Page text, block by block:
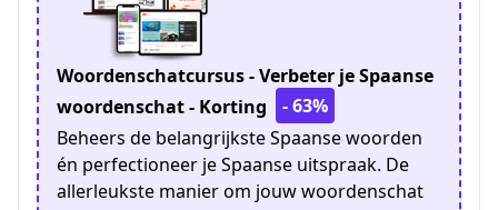
Woordenschatcursus - Verbeter je Spaanse
woordenschat - Korting
- 63%
Beheers de belangrijkste Spaanse woorden
én perfectioneer je Spaanse uitspraak. De
allerleukste manier om jouw woordenschat